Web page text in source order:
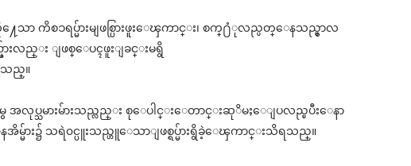
ကိစၥရပ္မ်ားမျဖစ္ပြားဖူးေၾကာင္း၊ စက္႐ံုလည္ပတ္ေနသည္မွာလ
ားလည္း ျဖစ္ေပၚဖူးျခင္းမရွိ
သည္။
မွ အလုပ္သမားမ်ားသည္လည္း စုေပါင္းေတာင္းဆုိမႈေျပလည္ၿပီးေနာ
နအိမ္မ်ား၌ သရဲ၀င္ပူးသည္ဟူေသာျဖစ္ရပ္မ်ားရွိခဲ့ေၾကာင္းသိရသည္။